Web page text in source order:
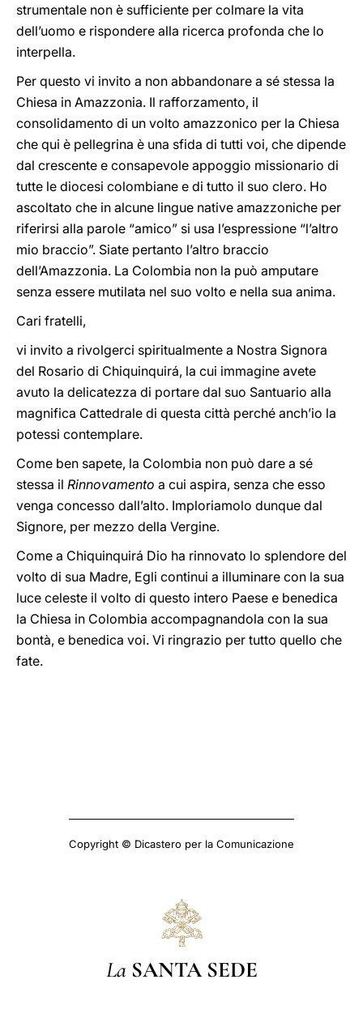
strumentale non è sufficiente per colmare la vita
dell’uomo e rispondere alla ricerca profonda che lo
interpella.
Per questo vi invito a non abbandonare a sé stessa la
Chiesa in Amazzonia. Il rafforzamento, il
consolidamento di un volto amazzonico per la Chiesa
che qui è pellegrina è una sfida di tutti voi, che dipende
dal crescente e consapevole appoggio missionario di
tutte le diocesi colombiane e di tutto il suo clero. Ho
ascoltato che in alcune lingue native amazzoniche per
riferirsi alla parole “amico” si usa l’espressione “l’altro
mio braccio”. Siate pertanto l’altro braccio
dell’Amazzonia. La Colombia non la può amputare
senza essere mutilata nel suo volto e nella sua anima.
Cari fratelli,
vi invito a rivolgerci spiritualmente a Nostra Signora
del Rosario di Chiquinquirá, la cui immagine avete
avuto la delicatezza di portare dal suo Santuario alla
magnifica Cattedrale di questa città perché anch’io la
potessi contemplare.
Come ben sapete, la Colombia non può dare a sé
stessa il Rinnovamento a cui aspira, senza che esso
venga concesso dall’alto. Imploriamolo dunque dal
Signore, per mezzo della Vergine.
Come a Chiquinquirá Dio ha rinnovato lo splendore del
volto di sua Madre, Egli continui a illuminare con la sua
luce celeste il volto di questo intero Paese e benedica
la Chiesa in Colombia accompagnandola con la sua
bontà, e benedica voi. Vi ringrazio per tutto quello che
fate.
Copyright © Dicastero per la Comunicazione
La SANTA SEDE